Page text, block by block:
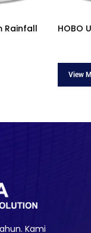
Rainfall
HOBO
Kami